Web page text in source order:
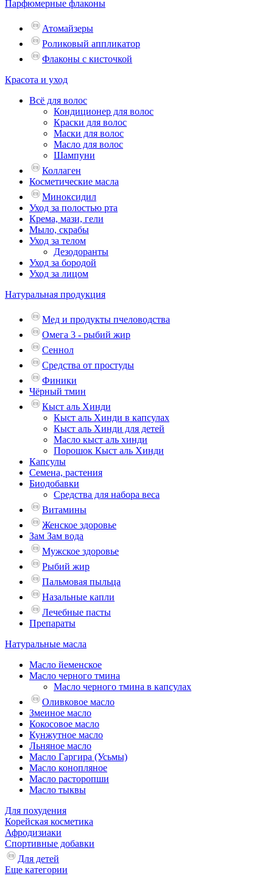
Парфюмерные флаконы
Атомайзеры
Роликовый аппликатор
Флаконы с кисточкой
Красота и уход
Всё для волос
Кондиционер для волос
Краски для волос
Маски для волос
Масло для волос
Шампуни
Коллаген
Косметические масла
Миноксидил
Уход за полостью рта
Крема, мази, гели
Мыло, скрабы
Уход за телом
Дезодоранты
Уход за бородой
Уход за лицом
Натуральная продукция
Мед и продукты пчеловодства
Омега 3 - рыбий жир
Сеннол
Средства от простуды
Финики
Чёрный тмин
Кыст аль Хинди
Кыст аль Хинди в капсулах
Кыст аль Хинди для детей
Масло кыст аль хинди
Порошок Кыст аль Хинди
Капсулы
Семена, растения
Биодобавки
Средства для набора веса
Витамины
Женское здоровье
Зам Зам вода
Мужское здоровье
Рыбий жир
Пальмовая пыльца
Назальные капли
Лечебные пасты
Препараты
Натуральные масла
Масло йеменское
Масло черного тмина
Масло черного тмина в капсулах
Оливковое масло
Змеиное масло
Кокосовое масло
Кунжутное масло
Льняное масло
Масло Гаргира (Усьмы)
Масло конопляное
Масло расторопши
Масло тыквы
Для похудения
Корейская косметика
Афродизиаки
Спортивные добавки
Для детей
Еще категории